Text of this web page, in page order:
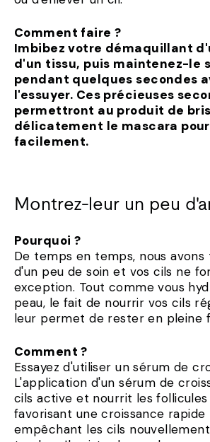
Comment faire ?
Imbibez votre démaquillant
d'un tissu, puis maintenez-le
pendant quelques secondes
l'essuyer. Ces précieuses
permettront au produit de
délicatement le mascara
facilement.
Montrez-leur un peu
Pourquoi ?
De temps en temps, nous avons
d'un peu de soin et vos cils ne
exception. Tout comme vous
peau, le fait de nourrir vos cils
leur permet de rester en pleine
Comment ?
Essayez d'utiliser un sérum de
L'application d'un sérum de
cils active et nourrit les follicules
favorisant une croissance
empêchant les cils